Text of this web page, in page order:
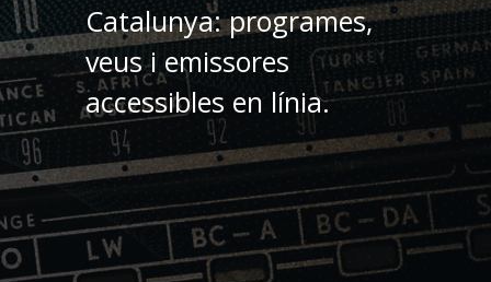
Catalunya: programes,
veus i emissores
accessibles en línia.